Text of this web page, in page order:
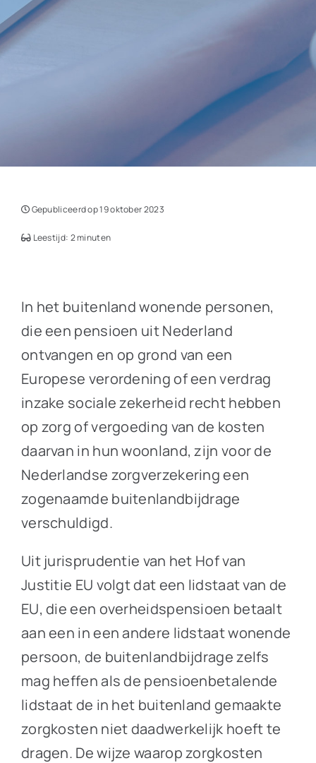
Gepubliceerd op 19 oktober 2023
Leestijd: 2 minuten
In het buitenland wonende personen,
die een pensioen uit Nederland
ontvangen en op grond van een
Europese verordening of een verdrag
inzake sociale zekerheid recht hebben
op zorg of vergoeding van de kosten
daarvan in hun woonland, zijn voor de
Nederlandse zorgverzekering een
zogenaamde buitenlandbijdrage
verschuldigd.
Uit jurisprudentie van het Hof van
Justitie EU volgt dat een lidstaat van de
EU, die een overheidspensioen betaalt
aan een in een andere lidstaat wonende
persoon, de buitenlandbijdrage zelfs
mag heffen als de pensioenbetalende
lidstaat de in het buitenland gemaakte
zorgkosten niet daadwerkelijk hoeft te
dragen. De wijze waarop zorgkosten